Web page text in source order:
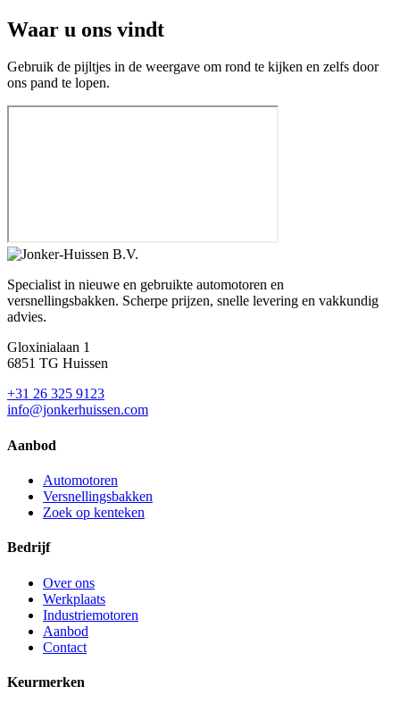
Waar u ons vindt
Gebruik de pijltjes in de weergave om rond te kijken en zelfs door
ons pand te lopen.
Specialist in nieuwe en gebruikte automotoren en
versnellingsbakken. Scherpe prijzen, snelle levering en vakkundig
advies.
Gloxinialaan 1
6851 TG Huissen
+31 26 325 9123
info@jonkerhuissen.com
Aanbod
Automotoren
Versnellingsbakken
Zoek op kenteken
Bedrijf
Over ons
Werkplaats
Industriemotoren
Aanbod
Contact
Keurmerken